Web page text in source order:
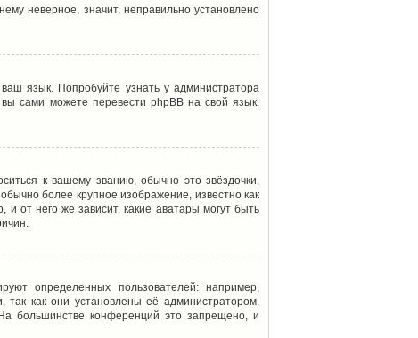
неверное, значит, неправильно установлено
язык. Попробуйте узнать у администратора
сами можете перевести phpBB на свой язык.
к вашему званию, обычно это звёздочки,
более крупное изображение, известно как
от него же зависит, какие аватары могут быть
определенных пользователей: например,
как они установлены её администратором.
большинстве конференций это запрещено, и